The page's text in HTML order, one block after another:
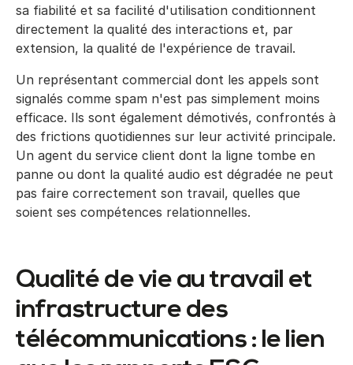
sa fiabilité et sa facilité d'utilisation conditionnent
directement la qualité des interactions et, par
extension, la qualité de l'expérience de travail.
Un représentant commercial dont les appels sont
signalés comme spam n'est pas simplement moins
efficace. Ils sont également démotivés, confrontés à
des frictions quotidiennes sur leur activité principale.
Un agent du service client dont la ligne tombe en
panne ou dont la qualité audio est dégradée ne peut
pas faire correctement son travail, quelles que
soient ses compétences relationnelles.
Qualité de vie au travail et
infrastructure des
télécommunications : le lien